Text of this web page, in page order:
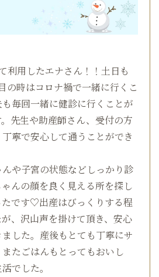
利用したエナさん！！土日も
の時はコロナ禍で一緒に行くこ
毎回一緒に健診に行くことが
先生や助産師さん、受付の方
寧で安心して通うことができ
や子宮の状態などしっかり診
んの顔を良く見える所を探し
です♡出産はびっくりする程
、沢山声を掛けて頂き、安心
した。産後もとても丁寧にサ
たごはんもとってもおいし
でした。